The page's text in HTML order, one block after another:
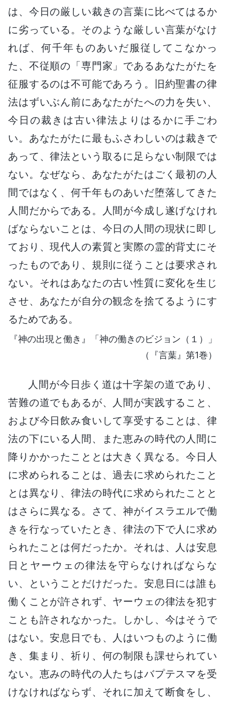
は、今日の厳しい裁きの言葉に比べてはるか
に劣っている。そのような厳しい言葉がなけ
れば、何千年ものあいだ服従してこなかっ
た、不従順の「専門家」であるあなたがたを
征服するのは不可能であろう。旧約聖書の律
法はずいぶん前にあなたがたへの力を失い、
今日の裁きは古い律法よりはるかに手ごわ
い。あなたがたに最もふさわしいのは裁きで
あって、律法という取るに足らない制限では
ない。なぜなら、あなたがたはごく最初の人
間ではなく、何千年ものあいだ堕落してきた
人間だからである。人間が今成し遂げなけれ
ばならないことは、今日の人間の現状に即し
ており、現代人の素質と実際の霊的背丈にそ
ったものであり、規則に従うことは要求され
ない。それはあなたの古い性質に変化を生じ
させ、あなたが自分の観念を捨てるようにす
るためである。
『神の出現と働き』「神の働きのビジョン（１）」
（『言葉』第1巻）
人間が今日歩く道は十字架の道であり、
苦難の道でもあるが、人間が実践すること、
および今日飲み食いして享受することは、律
法の下にいる人間、また恵みの時代の人間に
降りかかったこととは大きく異なる。今日人
に求められることは、過去に求められたこと
とは異なり、律法の時代に求められたことと
はさらに異なる。さて、神がイスラエルで働
きを行なっていたとき、律法の下で人に求め
られたことは何だったか。それは、人は安息
日とヤーウェの律法を守らなければならな
い、ということだけだった。安息日には誰も
働くことが許されず、ヤーウェの律法を犯す
ことも許されなかった。しかし、今はそうで
はない。安息日でも、人はいつものように働
き、集まり、祈り、何の制限も課せられてい
ない。恵みの時代の人たちはバプテスマを受
けなければならず、それに加えて断食をし、